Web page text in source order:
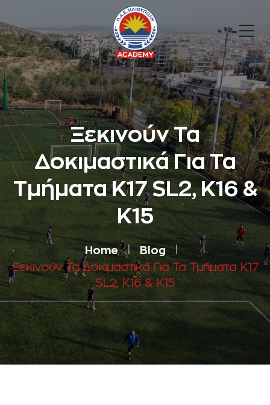
Ξεκινούν Τα
Δοκιμαστικά Για Τα
Τμήματα Κ17 SL2, K16 &
K15
Home Blog
Ξεκινούν Τα Δοκιμαστικά Για Τα Τμήματα Κ17
SL2, K16 & K15